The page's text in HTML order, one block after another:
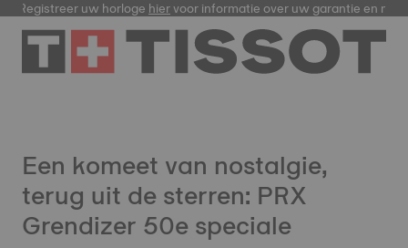
uw horlogehiervoor informatie over uw garantie en meer
Een komeet van nostalgie,
terug uit de sterren: PRX
Grendizer 50e speciale